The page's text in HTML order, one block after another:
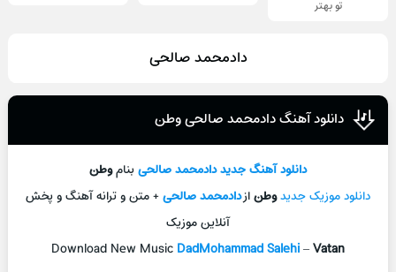
تو ‌بهتر
دادمحمد صالحی
دانلود آهنگ دادمحمد صالحی وطن
دانلود آهنگ جديددادمحمد صالحیبناموطن
دانلود موزیک جديدوطنازدادمحمد صالحی+ متن و ترانه آهنگ و پخش
آنلاين موزيک
Download New Music DadMohammad Salehi–Vatan